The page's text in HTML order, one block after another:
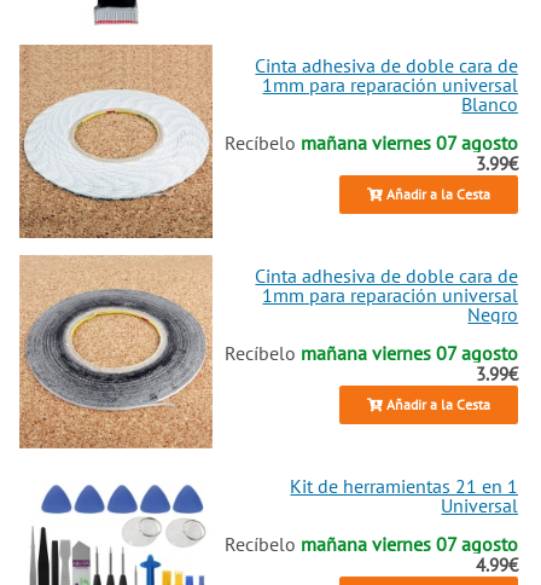
Cinta adhesiva de doble cara de
1mm para reparación universal
Blanco
Recíbelo mañana viernes 07 agosto
3.99€
Añadir a la Cesta
Cinta adhesiva de doble cara de
1mm para reparación universal
Negro
Recíbelo mañana viernes 07 agosto
3.99€
Añadir a la Cesta
Kit de herramientas 21 en 1
Universal
Recíbelo mañana viernes 07 agosto
4.99€